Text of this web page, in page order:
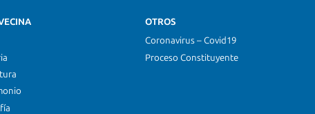
OTROS
Coronavirus – Covid19
Proceso Constituyente